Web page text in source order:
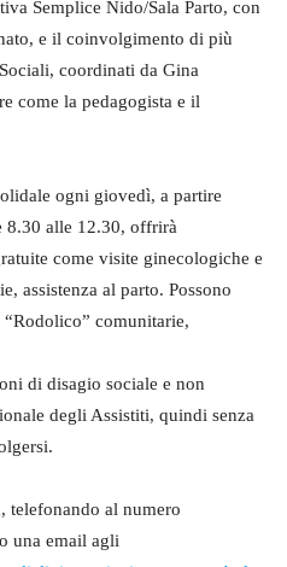
Semplice Nido/Sala Parto, con
e il coinvolgimento di più
coordinati da Gina
come la pedagogista e il
ogni giovedì, a partire
8.30 alle 12.30, offrirà
come visite ginecologiche e
assistenza al parto. Possono
comunitarie,
di disagio sociale e non
degli Assistiti, quindi senza
telefonando al numero
una email agli